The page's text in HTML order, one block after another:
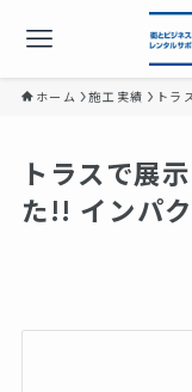
ホーム 施工実績 トラ
トラスで展
た!! インパ